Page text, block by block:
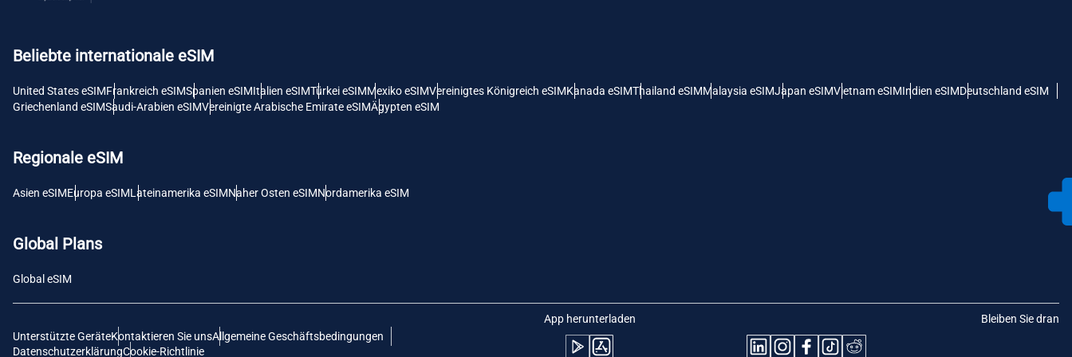
Beliebte internationale eSIM
United States eSIMFrankreich eSIMSpanien eSIMItalien eSIMTürkei eSIMMexiko eSIMVereinigtes Königreich eSIMKanada eSIMThailand eSIMMalaysia eSIMJapan eSIMVietnam eSIMIndien eSIMDeutschland eSIM
Griechenland eSIMSaudi-Arabien eSIMVereinigte Arabische Emirate eSIMÄgypten eSIM
Regionale eSIM
Asien eSIMEuropa eSIMLateinamerika eSIMNaher Osten eSIMNordamerika eSIM
Global Plans
Global eSIM
Unterstützte GeräteKontaktieren Sie unsAllgemeine Geschäftsbedingungen
DatenschutzerklärungCookie-Richtlinie
App herunterladen Bleiben Sie dran
Deutsch
Polski Português
THB - Thailändischer Baht